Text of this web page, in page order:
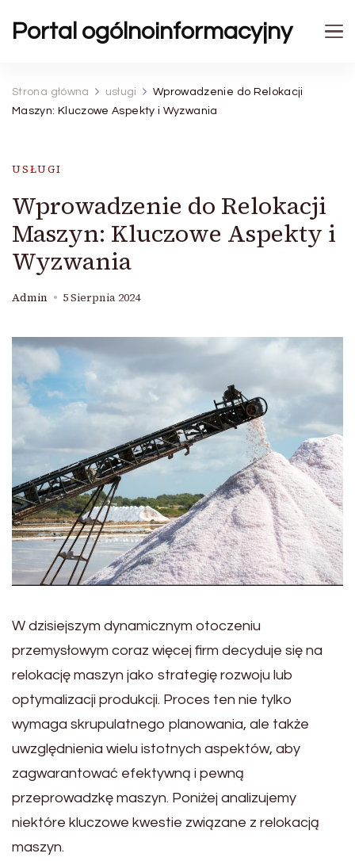
Portal ogólnoinformacyjny
Strona główna usługi
Wprowadzenie do Relokacji
Maszyn: Kluczowe Aspekty i Wyzwania
USŁUGI
Wprowadzenie do Relokacji
Maszyn: Kluczowe Aspekty i
Wyzwania
Admin 5 Sierpnia 2024
W dzisiejszym dynamicznym otoczeniu
przemysłowym coraz więcej firm decyduje się na
relokację maszyn jako strategię rozwoju lub
optymalizacji produkcji. Proces ten nie tylko
wymaga skrupulatnego planowania, ale także
uwzględnienia wielu istotnych aspektów, aby
zagwarantować efektywną i pewną
przeprowadzkę maszyn. Poniżej analizujemy
niektóre kluczowe kwestie związane z relokacją
maszyn.